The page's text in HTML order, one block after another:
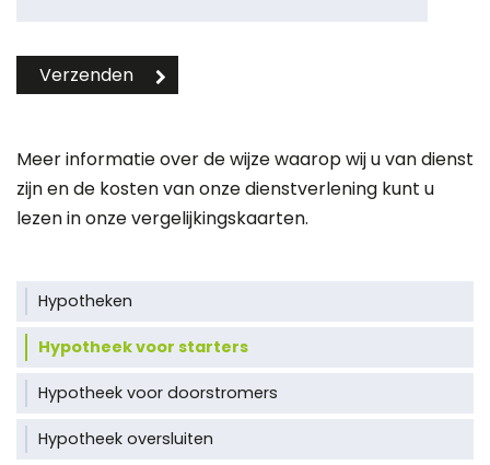
Meer informatie over de wijze waarop wij u van dienst
zijn en de kosten van onze dienstverlening kunt u
lezen in onzevergelijkingskaarten.
Hypotheken
Hypotheek voor starters
Hypotheek voor doorstromers
Hypotheek oversluiten